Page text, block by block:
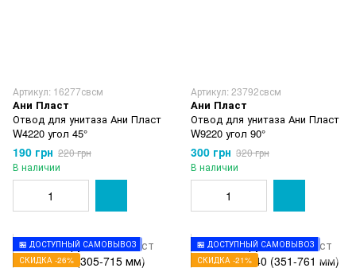
Артикул: 16277свсм
Ани Пласт
Отвод для унитаза Ани Пласт
W4220 угол 45°
190 грн 220 грн
В наличии
Артикул: 23792свсм
Ани Пласт
Отвод для унитаза Ани Пласт
W9220 угол 90°
300 грн 320 грн
В наличии
🏪 ДОСТУПНЫЙ САМОВЫВОЗ
СКИДКА -26%
🏪 ДОСТУПНЫЙ САМОВЫВОЗ
СКИДКА -21%